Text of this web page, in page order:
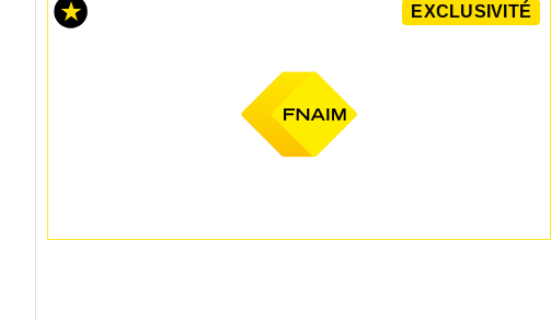
EXCLUSIVITÉ